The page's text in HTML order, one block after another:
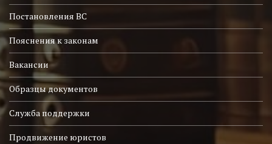
Постановления ВС
Пояснения к законам
Вакансии
Образцы документов
Служба поддержки
Продвижение юристов